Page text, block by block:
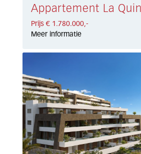
Prijs € 1.780.000,-
Meer informatie